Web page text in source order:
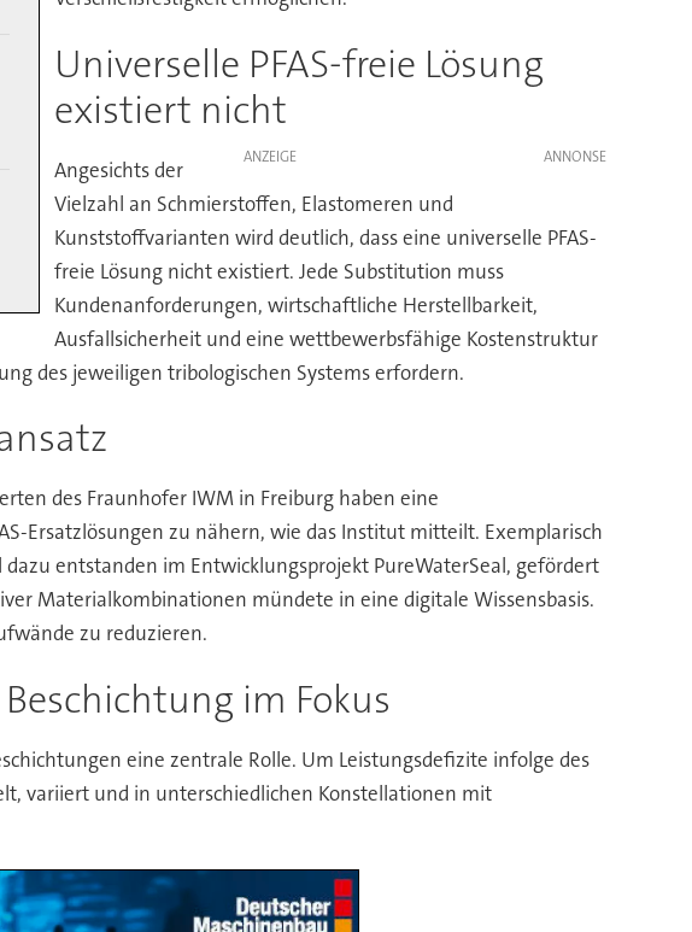
Universelle PFAS-freie Lösung
existiert nicht
ANZEIGE
Angesichts der
Vielzahl an Schmierstoffen, Elastomeren und
Kunststoffvarianten wird deutlich, dass eine universelle PFAS-
freie Lösung nicht existiert. Jede Substitution muss
Kundenanforderungen, wirtschaftliche Herstellbarkeit,
Ausfallsicherheit und eine wettbewerbsfähige Kostenstruktur
des jeweiligen tribologischen Systems erfordern.
des Fraunhofer IWM in Freiburg haben eine
Ersatzlösungen zu nähern, wie das Institut mitteilt. Exemplarisch
entstanden im Entwicklungsprojekt PureWaterSeal, gefördert
Materialkombinationen mündete in eine digitale Wissensbasis.
zu reduzieren.
im Fokus
eine zentrale Rolle. Um Leistungsdefizite infolge des
variiert und in unterschiedlichen Konstellationen mit